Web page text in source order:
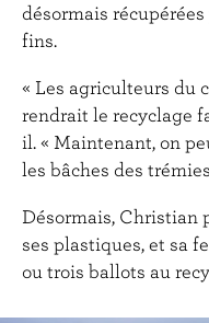
désormais
fins.
« Les agriculteurs du
rendrait le recyclage
il. « Maintenant, on
les bâches des
Désormais, Christian
ses plastiques, et sa
ou trois ballots au